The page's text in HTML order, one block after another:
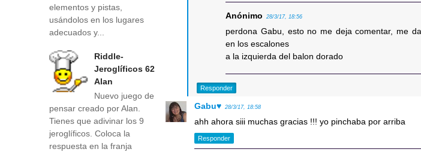
Anónimo 28/3/17, 18:56
perdona Gabu, esto no me deja comentar, me
en los escalones
a la izquierda del balon dorado
Responder
Gabu♥ 28/3/17, 18:58
ahh ahora siii muchas gracias !!! yo pinchaba por arriba
Responder
elementos y pistas,
usándolos en los lugares
adecuados y...
Riddle-
Jeroglíficos 62
Alan
Nuevo juego de
pensar creado por Alan.
Tienes que adivinar los 9
jeroglíficos. Coloca la
respuesta en la franja